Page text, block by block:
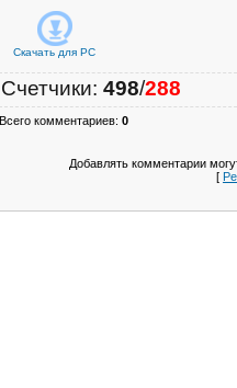
Скачать для PC
Счетчики: 498/288
Всего комментариев: 0
Добавлять комментарии
[